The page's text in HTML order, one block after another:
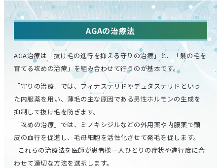
AGAの治療法
AGA治療は「抜け毛の進行を抑える守りの治療」と、「髪の毛を
育てる攻めの治療」を組み合わせて行うのが基本です。
「守りの治療」では、フィナステリドやデュタステリドといっ
た内服薬を用い、薄毛の主な原因である男性ホルモンの生成を
抑制して抜け毛を防ぎます。
「攻めの治療」では、ミノキシジルなどの外用薬や内服薬で頭
皮の血行を促進し、毛母細胞を活性化させて発毛を促します。
これらの治療法を医師が患者様一人ひとりの症状や進行度に合
わせて適切な方法を選択します。